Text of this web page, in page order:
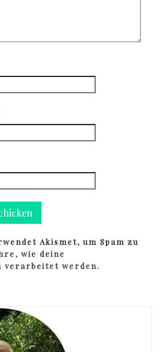
Akismet, um Spam zu
wie deine
verarbeitet werden.